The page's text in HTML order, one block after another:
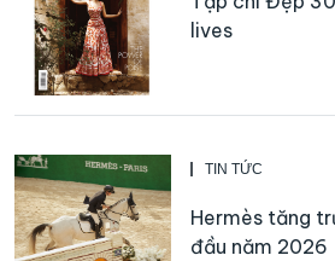
lives
TIN TỨC
Hermès tăng
đầu năm 2026